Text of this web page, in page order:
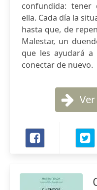
confundida:
ella. Cada día la
hasta que, de
Malestar, un
que les ayudará
conectar de nuevo.